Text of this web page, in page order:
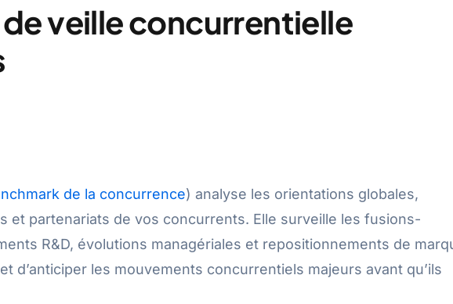
veille concurrentielle
de la concurrence) analyse les orientations globales,
et partenariats de vos concurrents. Elle surveille les fusions-
R&D, évolutions managériales et repositionnements de
d’anticiper les mouvements concurrentiels majeurs avant qu’ils